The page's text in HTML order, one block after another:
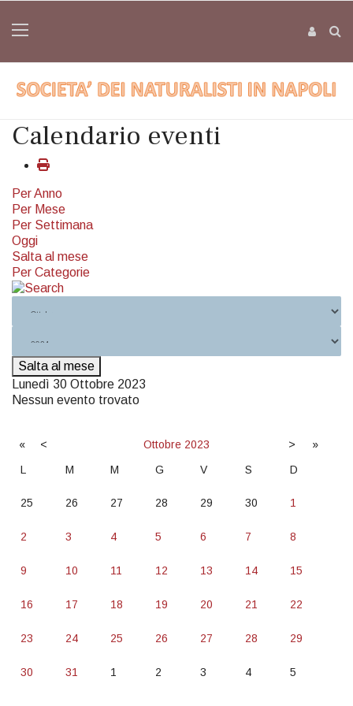
Calendario eventi
Per Anno
Per Mese
Per Settimana
Oggi
Salta al mese
Per Categorie
Salta al mese
Lunedì 30 Ottobre 2023
Nessun evento trovato
« < Ottobre 2023 >
»
L
M M G V S D
25 26 27 28 29 30 1
2 3 4 5 6 7 8
9 10 11 12 13 14 15
16 17 18 19 20 21 22
23 24 25 26 27 28 29
30 31 1 2 3 4 5